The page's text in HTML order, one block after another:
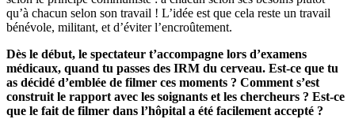
qu’à chacun selon son travail ! L’idée est que cela reste un travail
bénévole, militant, et d’éviter l’encroûtement.
Dès le début, le spectateur t’accompagne lors d’examens
médicaux, quand tu passes des IRM du cerveau. Est-ce que tu
as décidé d’emblée de filmer ces moments ? Comment s’est
construit le rapport avec les soignants et les chercheurs ? Est-ce
que le fait de filmer dans l’hôpital a été facilement accepté ?